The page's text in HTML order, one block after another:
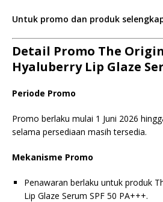
Untuk promo dan produk
Detail Promo The
Hyaluberry Lip Glaze
Periode Promo
Promo berlaku mulai 1 Juni 2026
selama persediaan masih tersedia.
Mekanisme Promo
Penawaran berlaku untuk produk
Lip Glaze Serum SPF 50 PA+++.